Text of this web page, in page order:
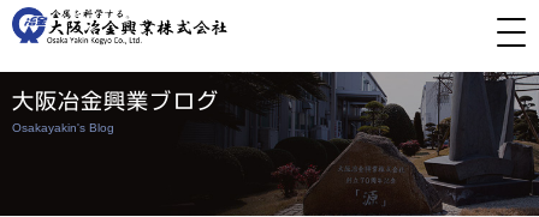
大阪冶金興業ブログ
Osakayakin's Blog